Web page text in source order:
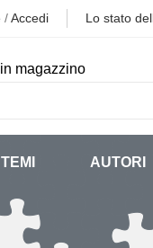
/Accedi Lo stato
magazzino
TEMI AUTORI